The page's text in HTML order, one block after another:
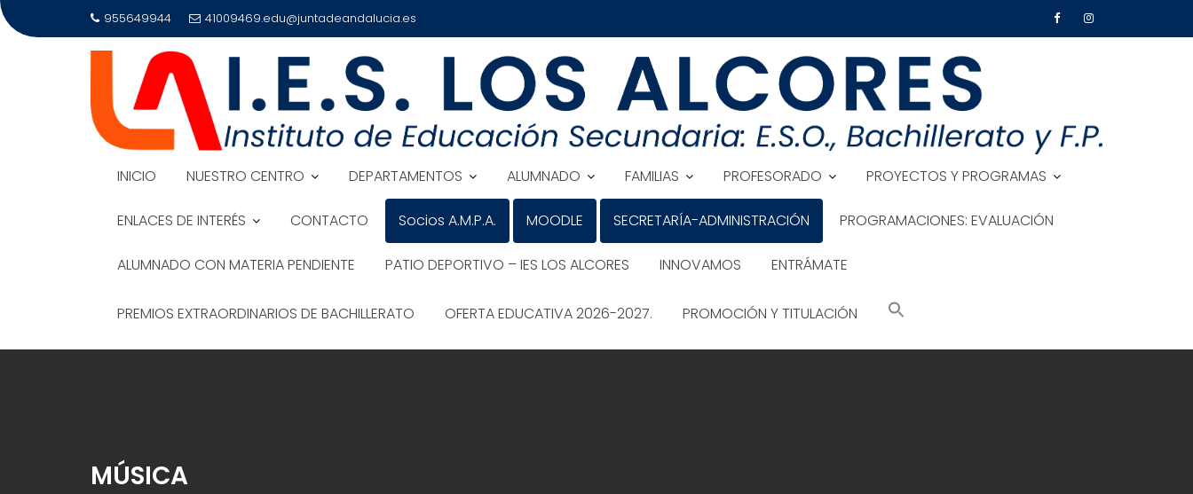
Saltar
al
955649944 41009469.edu@juntadeandalucia.es
INICIO NUESTRO CENTRO DEPARTAMENTOS ALUMNADO FAMILIAS PROFESORADO PROYECTOS Y PROGRAMAS
ENLACES DE INTERÉS CONTACTO Socios A.M.P.A. MOODLE SECRETARÍA-ADMINISTRACIÓN PROGRAMACIONES: EVALUACIÓN
ALUMNADO CON MATERIA PENDIENTE PATIO DEPORTIVO – IES LOS ALCORES INNOVAMOS ENTRÁMATE
PREMIOS EXTRAORDINARIOS DE BACHILLERATO OFERTA EDUCATIVA 2026-2027. PROMOCIÓN Y TITULACIÓN
MÚSICA